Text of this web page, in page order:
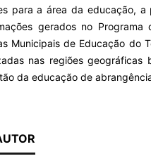
para a área da educação, a
gerados no Programa
Municipais de Educação do
nas regiões geográficas
da educação de